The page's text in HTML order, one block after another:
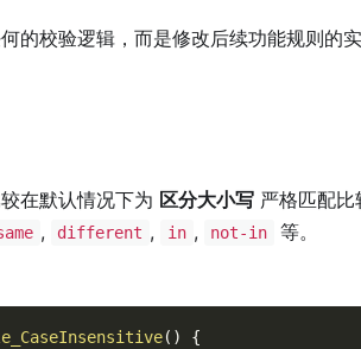
的校验逻辑，而是修改后续功能规则的实
在默认情况下为 区分大小写 严格匹配比
, different , in , not-in
等。
( )
{